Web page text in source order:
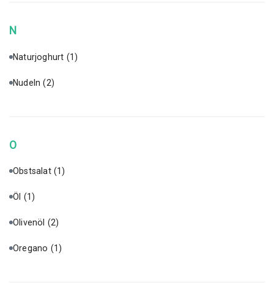
N
Naturjoghurt (1)
Nudeln(2)
O
Obstsalat (1)
Öl (1)
Olivenöl (2)
Oregano (1)